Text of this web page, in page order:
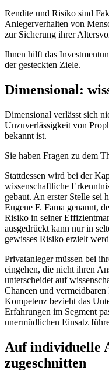
Rendite und Risiko sind
Anlegerverhalten von
zur Sicherung ihrer
Ihnen hilft das
der gesteckten Ziele.
Dimensional:
Dimensional verlässt sich
Unzuverlässigkeit von
bekannt ist.
Sie haben Fragen zu dem
Stattdessen wird bei der
wissenschaftliche
gebaut. An erster Stelle sei
Eugene F. Fama genannt,
Risiko in seiner
ausgedrückt kann nur in
gewisses Risiko erzielt
Privatanleger müssen bei
eingehen, die nicht ihren
unterscheidet auf
Chancen und
Kompetenz bezieht das
Erfahrungen im Segment
unermüdlichen Einsatz
Auf individuelle
zugeschnitten